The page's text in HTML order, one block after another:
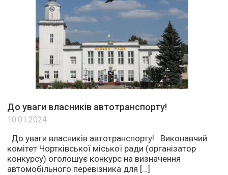
До уваги власників автотранспорту!
10.01.2024
До уваги власників автотранспорту! Виконавчий
комітет Чортківської міської ради (організатор
конкурсу) оголошує конкурс на визначення
автомобільного перевізника для […]